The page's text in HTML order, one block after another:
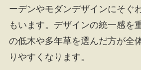
ーデンやモダンデザインにそぐ
もいます。デザインの統一感を
の低木や多年草を選んだ方が全
りやすくなります。